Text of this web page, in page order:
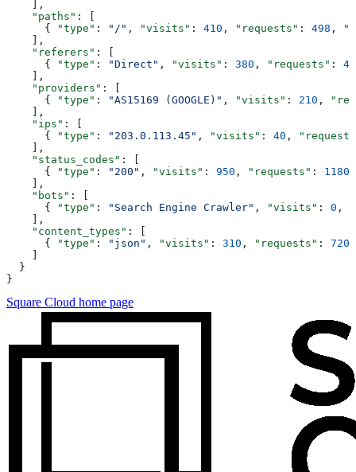
    ],
    "paths"
: [
      {
"type" : "/" , "visits" : 410 , "requests" : 498 ,
    ],
    "referers"
: [
      {
"type" : "Direct" , "visits" : 380 , "requests" :
    ],
    "providers"
: [
      {
"type" : "AS15169 (GOOGLE)" , "visits" : 210 ,
    ],
    "ips"
: [
      {
"type" : "203.0.113.45" , "visits" : 40 ,
    ],
    "status_codes"
: [
      {
"type" : "200" , "visits" : 950 , "requests" : 1180
    ],
    "bots"
: [
      {
"type" : "Search Engine Crawler" , "visits" : 0 ,
    ],
    "content_types"
: [
      {
"type" : "json" , "visits" : 310 , "requests" : 720
  }
}
Square Cloud home page